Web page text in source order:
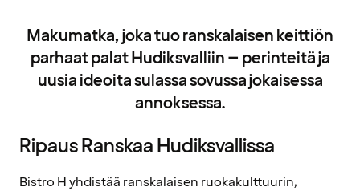
Makumatka, joka tuo ranskalaisen keittiön
parhaat palat Hudiksvalliin – perinteitä ja
uusia ideoita sulassa sovussa jokaisessa
annoksessa.
Ripaus Ranskaa Hudiksvallissa
Bistro H yhdistää ranskalaisen ruokakulttuurin,